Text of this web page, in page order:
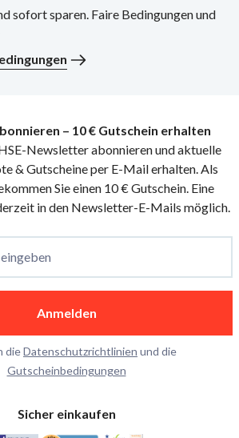
sofort sparen. Faire Bedingungen und
– 10 € Gutschein erhalten
Newsletter abonnieren und aktuelle
& Gutscheine per E-Mail erhalten. Als
Sie einen 10 € Gutschein. Eine
in den Newsletter-E-Mails möglich.
Anmelden
dieDatenschutzrichtlinien und die
Gutscheinbedingungen
Sicher einkaufen